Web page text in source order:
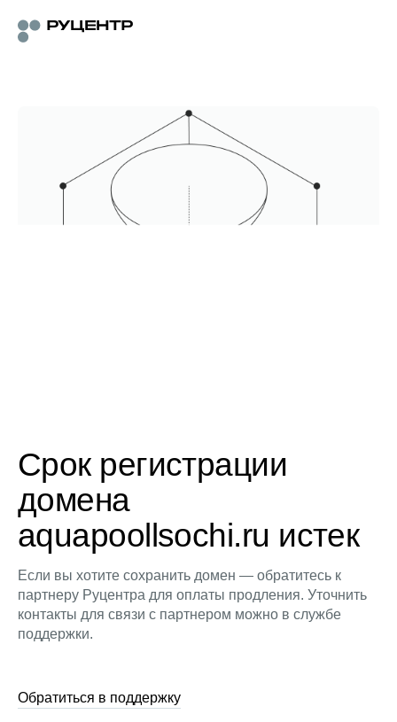
Срок регистрации
домена
aquapoollsochi.ru истек
Если вы хотите сохранить домен — обратитесь к
партнеру Руцентра для оплаты продления. Уточнить
контакты для связи с партнером можно в службе
поддержки.
Обратиться в поддержку